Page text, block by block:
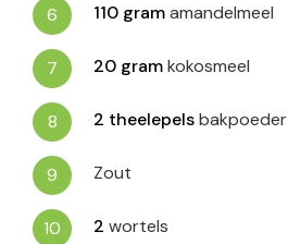
110 gramamandelmeel
20 gramkokosmeel
2 theelepelsbakpoeder
Zout
2 wortels